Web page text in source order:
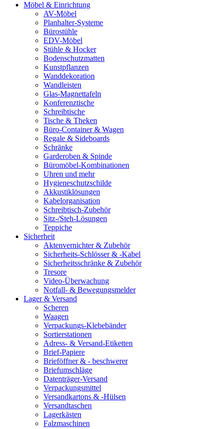
Möbel & Einrichtung
AV-Möbel
Planhalter-Systeme
Bürostühle
EDV-Möbel
Stühle & Hocker
Bodenschutzmatten
Kunstpflanzen
Wanddekoration
Wandleisten
Glas-Magnettafeln
Konferenztische
Schreibtische
Tische & Theken
Büro-Container & Wagen
Regale & Sideboards
Schränke
Garderoben & Spinde
Büromöbel-Kombinationen
Uhren und mehr
Hygieneschutzschilde
Akkustiklösungen
Kabelorganisation
Schreibtisch-Zubehör
Sitz-/Steh-Lösungen
Teppiche
Sicherheit
Aktenvernichter & Zubehör
Sicherheits-Schlösser & -Kabel
Sicherheitsschränke & Zubehör
Tresore
Video-Überwachung
Notfall- & Bewegungsmelder
Lager & Versand
Scheren
Waagen
Verpackungs-Klebebänder
Sortierstationen
Adress- & Versand-Etiketten
Brief-Papiere
Brieföffner & - beschwerer
Briefumschläge
Datenträger-Versand
Verpackungsmittel
Versandkartons & -Hülsen
Versandtaschen
Lagerkästen
Falzmaschinen